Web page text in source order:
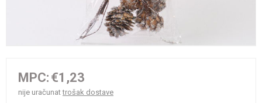
MPC: €1,23
nije uračunattrošak dostave